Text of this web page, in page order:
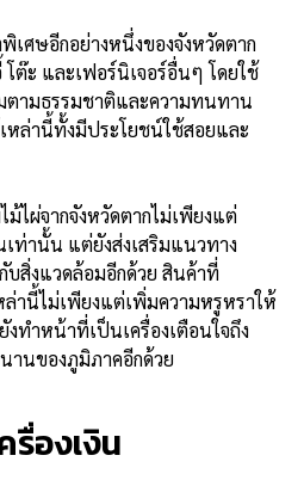
เศษอีกอย่างหนึ่งของจังหวัดตาก
ต๊ะ และเฟอร์นิเจอร์อื่นๆ โดยใช้
ตามธรรมชาติและความทนทาน
หล่านี้ทั้งมีประโยชน์ใช้สอยและ
ไผ่จากจังหวัดตากไม่เพียงแต่
ท่านั้น แต่ยังส่งเสริมแนวทาง
สิ่งแวดล้อมอีกด้วย สินค้าที่
านี้ไม่เพียงแต่เพิ่มความหรูหราให้
ำหน้าที่เป็นเครื่องเตือนใจถึง
านของภูมิภาคอีกด้วย
รื่องเงิน